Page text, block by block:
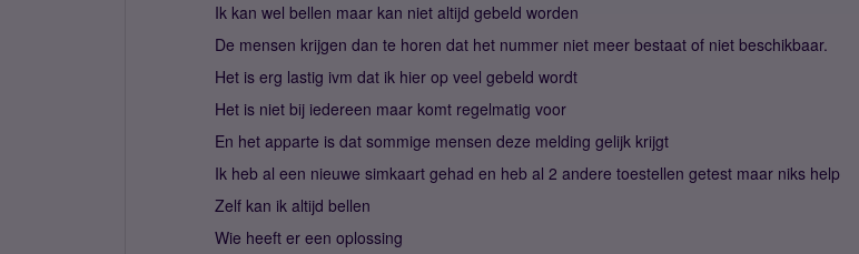
Ik kan wel bellen maar kan niet altijd gebeld worden
De mensen krijgen dan te horen dat het nummer niet meer bestaat of niet beschikbaar.
Het is erg lastig ivm dat ik hier op veel gebeld wordt
Het is niet bij iedereen maar komt regelmatig voor
En het apparte is dat sommige mensen deze melding gelijk krijgt
Ik heb al een nieuwe simkaart gehad en heb al 2 andere toestellen getest maar niks help
Zelf kan ik altijd bellen
Wie heeft er een oplossing